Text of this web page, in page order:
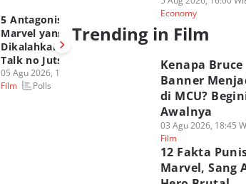
5 Antagonis Film
Marvel yang
Dikalahkan dengan
Talk no Jutsu!
05 Agu 2026, 12:00 WIB
Film
Polls
Urutan 6 Aktor
Spider-Man
Berdasarkan Lama
Memerankan
Karakternya
05 Agu 2026, 11:00 WIB
Polls
05
Economy
Trending in Film
Kenapa Bruce
Banner
di MCU?
Awalnya
03 Agu 2026, 18:45
Film
12 Fakta
Marvel, Sang